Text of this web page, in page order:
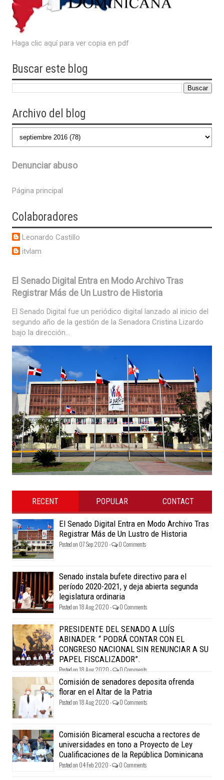
Haga clic aquí para ver copia en pdf
Buscar este blog
Archivo del blog
Denunciar abuso
Página principal
Colaboradores
Leonardo Castillo
itvlam
El Senado Digital Entra en Modo Archivo Tras
Registrar Más de Un Lustro de Historia
El Senado Digital fue un periódico digital lanzado al inicio del
segundo año de la gestión de la Senadora Cristina Lizardo
bajo la dirección...
RECENT POPULAR CONTACT
El Senado Digital Entra en Modo Archivo Tras
Registrar Más de Un Lustro de Historia
Posted on 07 Sep 2020 - 0 Comments
Senado instala bufete directivo para el
período 2020-2021, y deja abierta segunda
legislatura ordinaria
Posted on 18 Aug 2020 - 0 Comments
PRESIDENTE DEL SENADO A LUÍS
ABINADER: “ PODRÁ CONTAR CON EL
CONGRESO NACIONAL SIN RENUNCIAR A SU
PAPEL FISCALIZADOR”.
Posted on 18 Aug 2020 - 0 Comments
Comisión de senadores deposita ofrenda
florar en el Altar de la Patria
Posted on 18 Aug 2020 - 0 Comments
Comisión Bicameral escucha a rectores de
universidades en tono a Proyecto de Ley
Cualificaciones de la República Dominicana
Posted on 04 Feb 2020 - 0 Comments